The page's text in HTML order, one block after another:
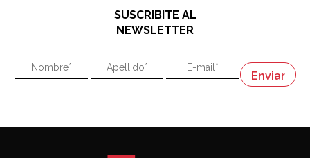
"En política, la estupidez no es una desventaja"
"En política, la estupidez no es una desventaja"
Napoleón
SUSCRIBITE AL
NEWSLETTER